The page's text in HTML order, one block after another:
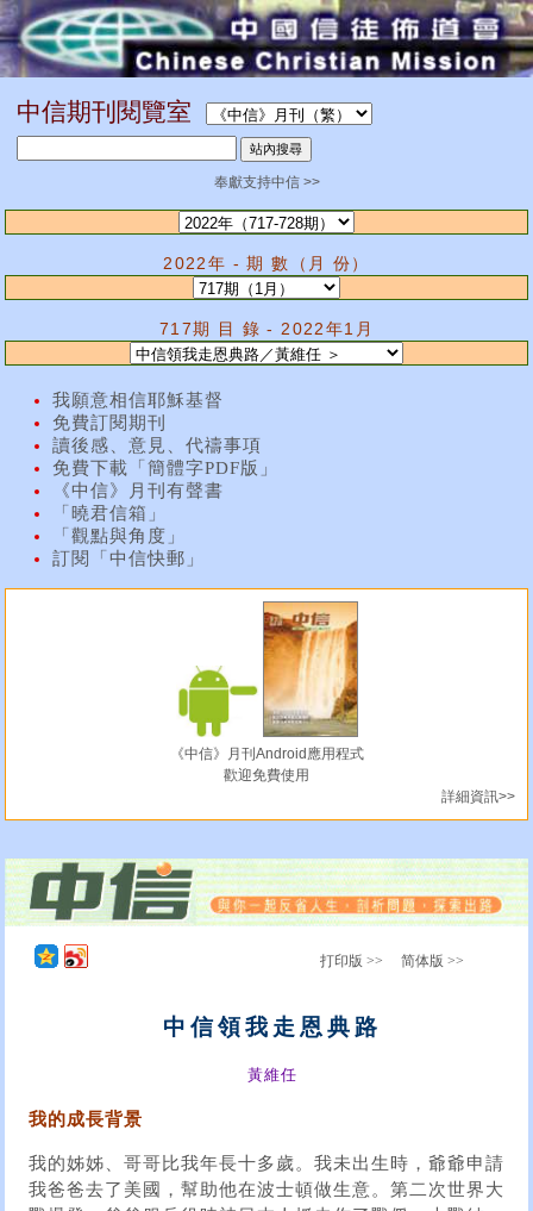
中信期刊閱覽室
奉獻支持中信 >>
2022年 - 期 數（月 份）
717期 目 錄 - 2022年1月
我願意相信耶穌基督
免費訂閱期刊
讀後感、意見、代禱事項
免費下載「簡體字PDF版」
《中信》月刊有聲書
「曉君信箱」
「觀點與角度」
訂閱「中信快郵」
《中信》月刊Android應用程式
歡迎免費使用
詳細資訊>>
打印版 >> 简体版 >>
中信領我走恩典路
黃維任
我的成長背景
我的姊姊、哥哥比我年長十多歲。我未出生時，爺爺申請
我爸爸去了美國，幫助他在波士頓做生意。第二次世界大